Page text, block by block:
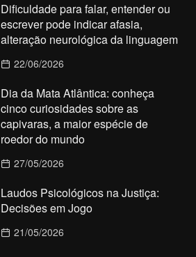
Dificuldade para falar, entender ou
escrever pode indicar afasia,
alteração neurológica da linguagem
22/06/2026
Dia da Mata Atlântica: conheça
cinco curiosidades sobre as
capivaras, a maior espécie de
roedor do mundo
27/05/2026
Laudos Psicológicos na Justiça:
Decisões em Jogo
21/05/2026